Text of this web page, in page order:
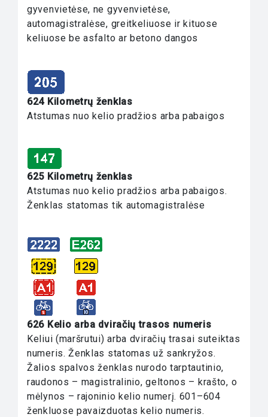
gyvenvietėse, ne gyvenvietėse,
automagistralėse, greitkeliuose ir kituose
keliuose be asfalto ar betono dangos
624 Kilometrų ženklas
Atstumas nuo kelio pradžios arba pabaigos
625 Kilometrų ženklas
Atstumas nuo kelio pradžios arba pabaigos.
Ženklas statomas tik automagistralėse
626 Kelio arba dviračių trasos numeris
Keliui (maršrutui) arba dviračių trasai suteiktas
numeris. Ženklas statomas už sankryžos.
Žalios spalvos ženklas nurodo tarptautinio,
raudonos – magistralinio, geltonos – krašto, o
mėlynos – rajoninio kelio numerį. 601–604
ženkluose pavaizduotas kelio numeris.